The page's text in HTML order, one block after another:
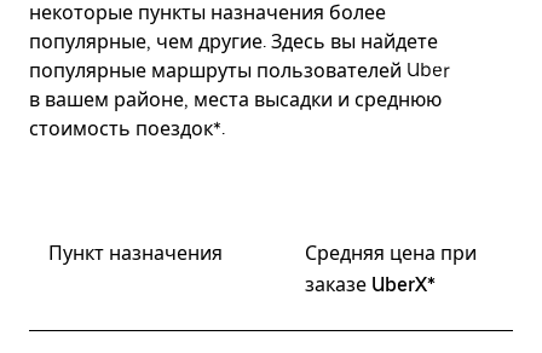
некоторые пункты назначения более
популярные, чем другие. Здесь вы найдете
популярные маршруты пользователей Uber
в вашем районе, места высадки и среднюю
стоимость поездок*.
Пункт назначения
Средняя цена при
заказе UberX*